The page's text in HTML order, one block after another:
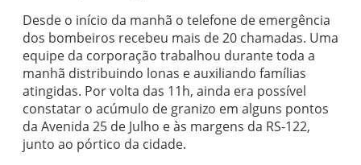
Desde o início da manhã o telefone de emergência
dos bombeiros recebeu mais de 20 chamadas. Uma
equipe da corporação trabalhou durante toda a
manhã distribuindo lonas e auxiliando famílias
atingidas. Por volta das 11h, ainda era possível
constatar o acúmulo de granizo em alguns pontos
da Avenida 25 de Julho e às margens da RS-122,
junto ao pórtico da cidade.